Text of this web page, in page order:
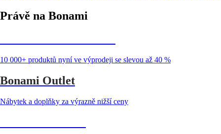
Právě na Bonami
10 000+ produktů nyní ve výprodeji se slevou až 40 %
Bonami Outlet
Nábytek a doplňky za výrazně nižší ceny